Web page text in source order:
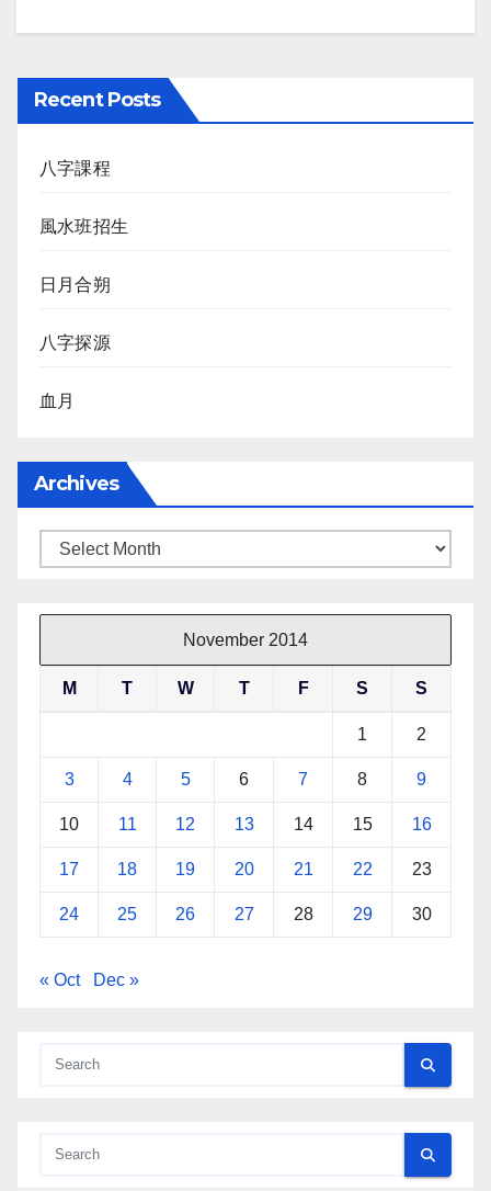
Recent Posts
八字課程
風水班招生
日月合朔
八字探源
血月
Archives
Archives
November 2014
M T W T F S S
1 2
3 4 5 6 7 8 9
10 11 12 13 14 15 16
17 18 19 20 21 22 23
24 25 26 27 28 29 30
« Oct Dec »